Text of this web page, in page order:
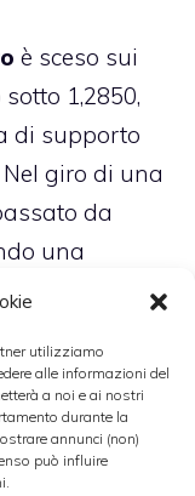
utilizziamo
alle informazioni del
a noi e ai nostri
durante la
annunci (non)
può influire
è sceso sui
1,2850,
di supporto
giro di una
da
una
a
in area